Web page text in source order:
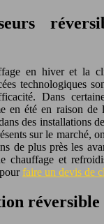
en hiver et la
technologiques
Dans
en été en raison
des installations
sur le marché,
de plus près les
chauffage et
faire un devis de
réversible